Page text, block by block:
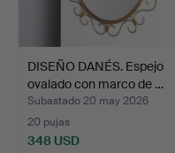
DISEÑO DANÉS. Espejo
ovalado con marco de …
Subastado 20 may 2026
20 pujas
348 USD